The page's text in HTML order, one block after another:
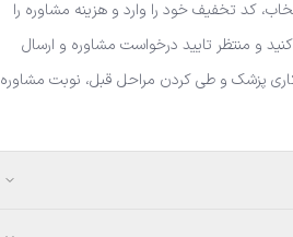
کد تخفیف خود را وارد و هزینه مشاوره را
و منتظر تایید درخواست مشاوره و ارسال
کاری پزشک و طی کردن مراحل قبل، نوبت مشاوره